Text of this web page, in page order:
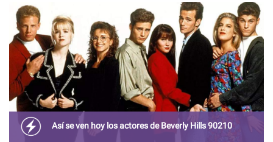
que los hace actuar y comportarse como si fueran
jóvenes, sin embargo, este trastorno podría terminar en
una depresión.
Así se ven hoy los actores de Beverly Hills 90210